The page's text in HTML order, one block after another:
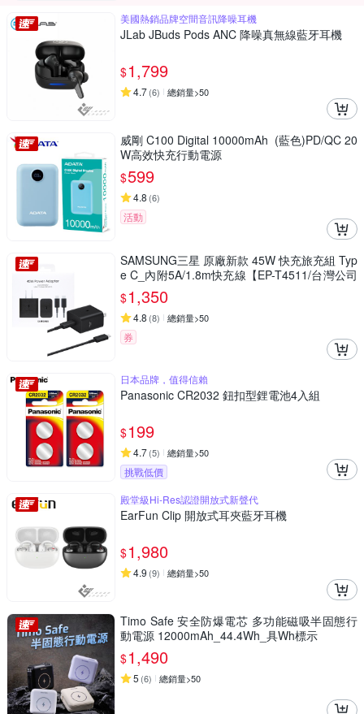
美國熱銷品牌空間音訊降噪耳機
JLab JBuds Pods ANC 降噪真無線藍牙耳機
$1,799
4.7(6) 總銷量>50
威剛 C100 Digital 10000mAh (藍色)PD/QC 20
W高效快充行動電源
$599
4.8 (6)
活動
SAMSUNG三星 原廠新款 45W 快充旅充組 Typ
e C_內附5A/1.8m快充線【EP-T4511/台灣公司
貨】
$1,350
4.8 (8) 總銷量>50
券
日本品牌，值得信賴
Panasonic CR2032 鈕扣型鋰電池4入組
$199
4.7(5) 總銷量>50
挑戰低價
殿堂級Hi-Res認證開放式新聲代
EarFun Clip 開放式耳夾藍牙耳機
$1,980
4.9 (9) 總銷量>50
Timo Safe 安全防爆電芯 多功能磁吸半固態行
動電源 12000mAh_44.4Wh_具Wh標示
$1,490
5 (6) 總銷量>50